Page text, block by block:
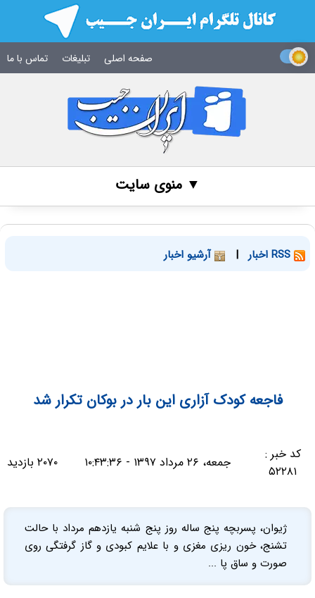
صفحه اصلی تبلیغات تماس با ما
▼ منوی سایت
| آرشیو اخبار
فاجعه کودک آزاری این بار در بوکان تکرار شد
کد خبر :
۵۲۲۸۱
جمعه، ۲۶ مرداد ۱۳۹۷ - ۱۰:۴۳:۳۶ ۲۰۷۰ بازدید
ژیوان، پسربچه پنج ساله روز پنج شنبه یازدهم مرداد با حالت
تشنج، خون ریزی مغزی و با علایم کبودی و گاز گرفتگی روی
صورت و ساق پا ...